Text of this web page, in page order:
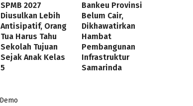
SPMB 2027
Diusulkan Lebih
Antisipatif, Orang
Tua Harus Tahu
Sekolah Tujuan
Sejak Anak Kelas
5
Bankeu Provinsi
Belum Cair,
Dikhawatirkan
Hambat
Pembangunan
Infrastruktur
Samarinda